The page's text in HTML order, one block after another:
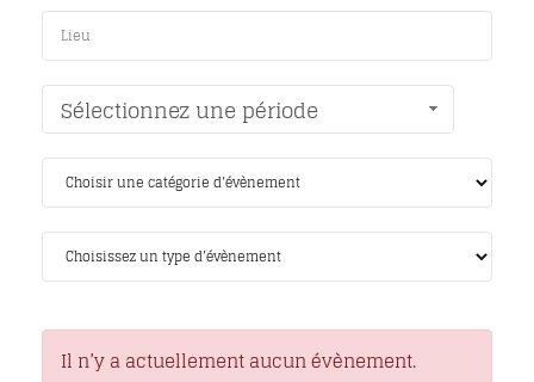
Sélectionnez une période
Il n’y a actuellement aucun évènement.